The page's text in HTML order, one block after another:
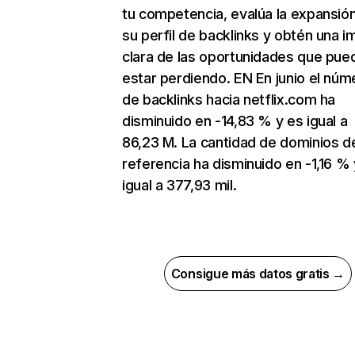
tu competencia, evalúa la
su perfil de backlinks y obtén una
clara de las oportunidades que
estar perdiendo. EN En junio el
de backlinks hacia netflix.com ha
disminuido en -14,83 % y es igual a
86,23 M. La cantidad de dominios
referencia ha disminuido en -1,16 %
igual a 377,93 mil.
Consigue más datos gratis →